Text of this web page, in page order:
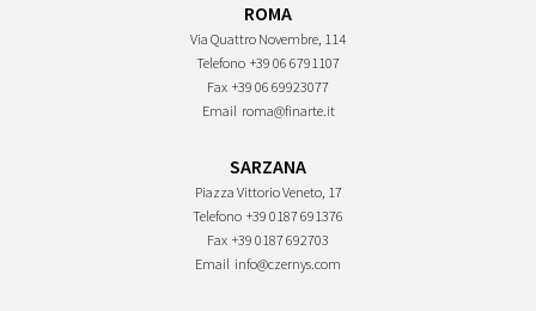
ROMA
Via Quattro Novembre, 114
Telefono +39 06 6791107
Fax +39 06 69923077
Email roma@finarte.it
SARZANA
Piazza Vittorio Veneto, 17
Telefono +39 0187 691376
Fax +39 0187 692703
Email info@czernys.com